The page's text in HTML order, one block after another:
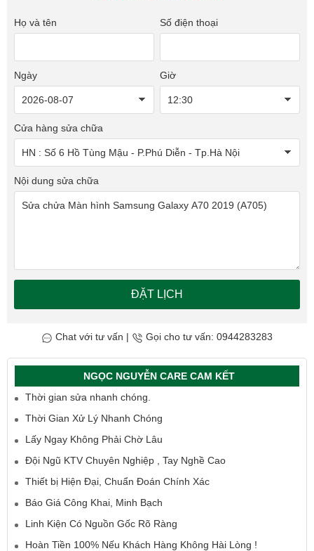
Họ và tên Số điện thoại
Ngày Giờ
Cửa hàng sửa chữa
Nội dung sửa chữa
ĐẶT LỊCH
Chat với tư vấn | Gọi cho tư vấn: 0944283283
NGỌC NGUYỄN CARE CAM KẾT
Thời gian sửa nhanh chóng.
Thời Gian Xử Lý Nhanh Chóng
Lấy Ngay Không Phải Chờ Lâu
Đội Ngũ KTV Chuyên Nghiệp , Tay Nghề Cao
Thiết bị Hiện Đại, Chuẩn Đoán Chính Xác
Báo Giá Công Khai, Minh Bạch
Linh Kiện Có Nguồn Gốc Rõ Ràng
Hoàn Tiền 100% Nếu Khách Hàng Không Hài Lòng !